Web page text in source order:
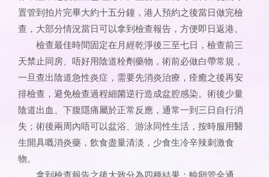
置管到拍片完畢大約十五分鐘，港人預約之後當日做完檢
查，大部分情況當日可以拿到檢查報告，方便即日返港。
檢查最佳時間固定在月經乾淨後三至七日，檢查前三
天禁止同房、唔好用陰道栓劑藥物，術前必做白帶常規，
一旦查出陰道急性炎症，需要先消炎治療，痊癒之後再安
排檢查，避免檢查過程細菌逆行造成盆腔感染。術後少量
陰道出血、下腹隱痛屬於正常反應，通常一到三日自行消
失；術後兩周內唔可以盆浴、游泳同性生活，按時服用醫
生開具嘅消炎藥，飲食盡量清淡，少食生冷辛辣刺激食
物。
拿到檢查報告之後大致分為四種結果：輸卵管全通